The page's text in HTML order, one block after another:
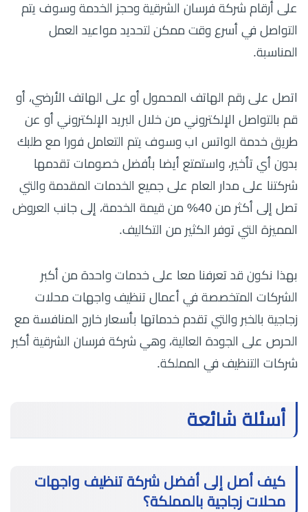
على أرقام شركة فرسان الشرقية وحجز الخدمة وسوف يتم
التواصل في أسرع وقت ممكن لتحديد مواعيد العمل
المناسبة.
اتصل على رقم الهاتف المحمول أو على الهاتف الأرضي، أو
قم بالتواصل الإلكتروني من خلال البريد الإلكتروني أو عن
طريق خدمة الواتس اب وسوف يتم التعامل فورا مع طلبك
بدون أي تأخير، واستمتع أيضا بأفضل خصومات تقدمها
شركتنا على مدار العام على جميع الخدمات المقدمة والتي
تصل إلى أكثر من 40% من قيمة الخدمة، إلى جانب العروض
المميزة التي توفر الكثير من التكاليف.
بهذا نكون قد تعرفنا معا على خدمات واحدة من أكبر
الشركات المتخصصة في أعمال تنظيف واجهات محلات
زجاجية بالخبر والتي تقدم خدماتها بأسعار خارج المنافسة مع
الحرص على الجودة العالية، وهي شركة فرسان الشرقية أكبر
شركات التنظيف في المملكة.
أسئلة شائعة
كيف أصل إلى أفضل شركة تنظيف واجهات
محلات زجاجية بالمملكة؟